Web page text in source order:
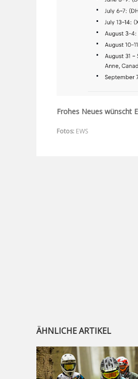
Frohes Neues wünscht
Fotos: EWS
ÄHNLICHE ARTIKEL